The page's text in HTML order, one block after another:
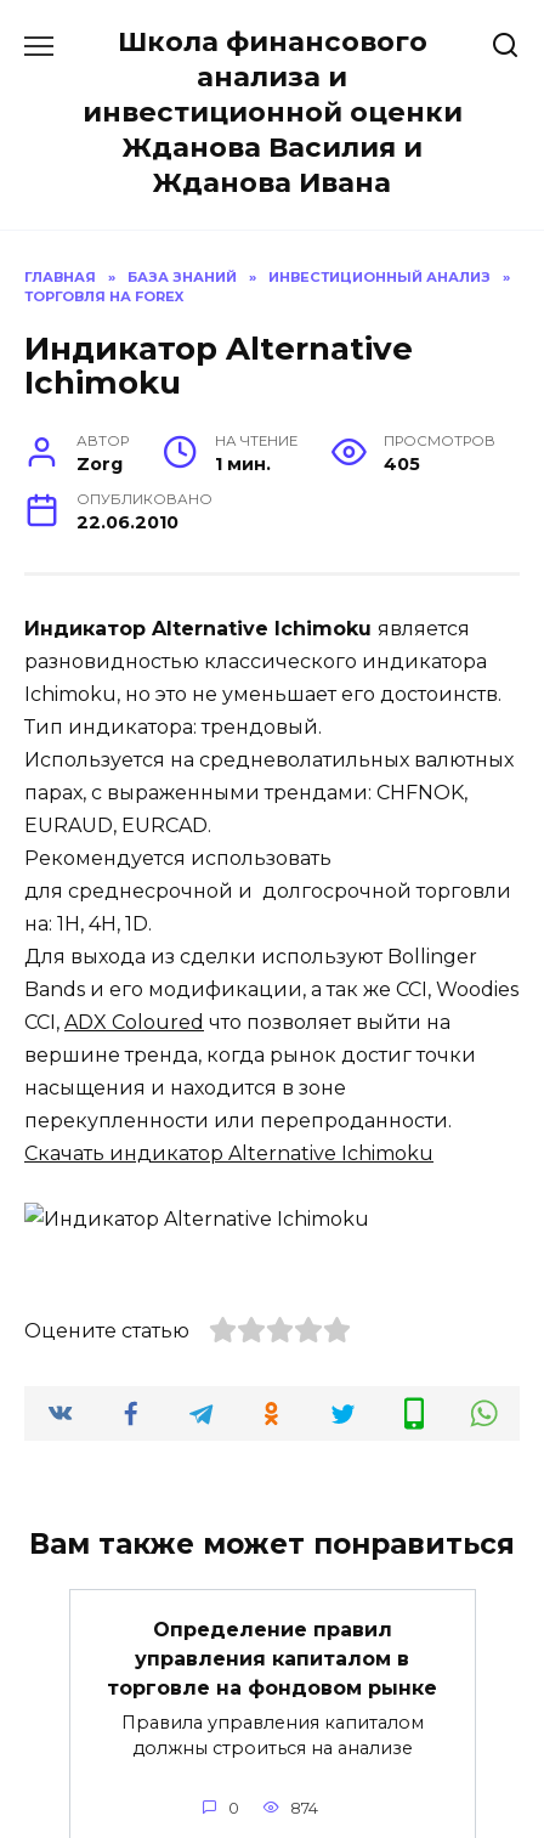
Школа финансового
анализа и
инвестиционной оценки
Жданова Василия и
Жданова Ивана
ГЛАВНАЯ » БАЗА ЗНАНИЙ » ИНВЕСТИЦИОННЫЙ АНАЛИЗ
»
ТОРГОВЛЯ НА FOREX
Индикатор Alternative
Ichimoku
АВТОР
Zorg
НА ЧТЕНИЕ
1 мин.
ПРОСМОТРОВ
405
ОПУБЛИКОВАНО
22.06.2010
Индикатор Alternative Ichimoku является
разновидностью классического индикатора
Ichimoku, но это не уменьшает его достоинств.
Тип индикатора: трендовый.
Используется на средневолатильных валютных
парах, с выраженными трендами: CHFNOK,
EURAUD, EURCAD.
Рекомендуется использовать
для среднесрочной и долгосрочной торговли
на: 1H, 4Н, 1D.
Для выхода из сделки используют Bollinger
Bands и его модификации, а так же CCI, Woodies
CCI, ADX Coloured что позволяет выйти на
вершине тренда, когда рынок достиг точки
насыщения и находится в зоне
перекупленности или перепроданности.
Скачать индикатор Alternative Ichimoku
Оцените статью
Вам также может понравиться
Определение правил
управления капиталом в
торговле на фондовом рынке
Правила управления капиталом
должны строиться на анализе
0 874